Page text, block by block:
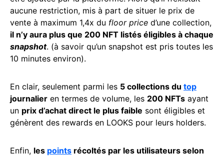
aucune restriction, mis à part de situer le prix de
vente à maximum 1,4x du floor price d’une collection,
il n’y aura plus que 200 NFT listés éligibles à chaque
snapshot. (à savoir qu’un snapshot est pris toutes les
10 minutes environ).
En clair, seulement parmi les 5 collections du top
journalier en termes de volume, les 200 NFTs ayant
un prix d’achat direct le plus faible sont éligibles et
génèrent des rewards en LOOKS pour leurs holders.
Enfin, les points récoltés par les utilisateurs selon